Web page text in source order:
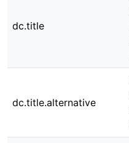
dc.title
dc.title.alternative